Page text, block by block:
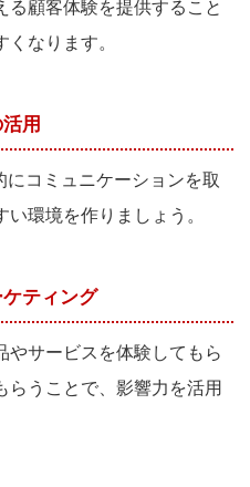
る顧客体験を提供すること
なります。
用
コミュニケーションを取
環境を作りましょう。
ティング
やサービスを体験してもら
らうことで、影響力を活用